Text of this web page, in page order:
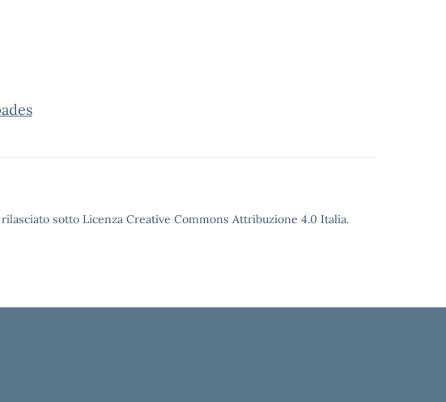
sotto Licenza Creative Commons Attribuzione 4.0 Italia.